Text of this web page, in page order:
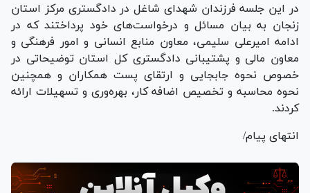
در این جلسه فرزندان شهدای شاغل در دادگستری مرکز استان
زنجان به بیان مسائل و درخواست‌های خود پرداختند که در
ادامه امیرعلی سلیمی، معاون منابع انسانی و امور فرهنگی و
معاون مالی و پشتیبانی دادگستری کل استان توضیحاتی در
خصوص نحوه جابجایی و ارتقای پست همکاران و همچنین
نحوه محاسبه و تخصیص اضافه کار، بهره‌وری و تسهیلات ارائه
کردند.
انتهای پیام/